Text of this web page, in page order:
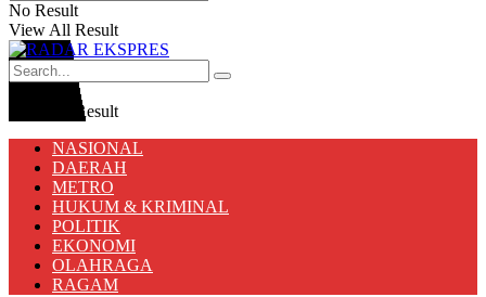
No Result
View All Result
View All Result
NASIONAL
DAERAH
METRO
HUKUM & KRIMINAL
POLITIK
EKONOMI
OLAHRAGA
RAGAM